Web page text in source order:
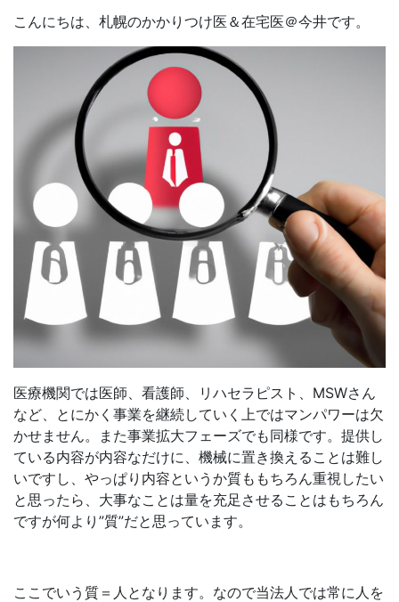
こんにちは、札幌のかかりつけ医＆在宅医＠今井です。
医療機関では医師、看護師、リハセラピスト、MSWさん
など、とにかく事業を継続していく上ではマンパワーは欠
かせません。また事業拡大フェーズでも同様です。提供し
ている内容が内容なだけに、機械に置き換えることは難し
いですし、やっぱり内容というか質ももちろん重視したい
と思ったら、大事なことは量を充足させることはもちろん
ですが何より”質”だと思っています。
ここでいう質＝人となります。なので当法人では常に人を